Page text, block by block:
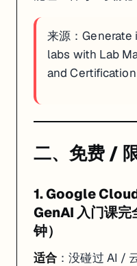
来源：Generate
labs with Lab
and
二、免费 /
1. Google
GenAI 入门课
钟）
适合 ：没碰过 AI /